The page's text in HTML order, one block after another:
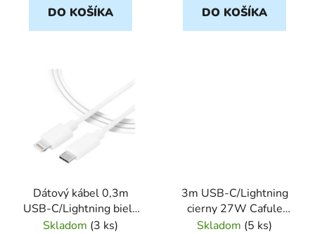
DO KOŠÍKA DO KOŠÍKA
Dátový kábel 0,3m
USB-C/Lightning biely
Smooth TACTICAL
Skladom (3 ks)
3m USB-C/Lightning
cierny 27W Cafule
dátový kábel
Skladom (5 ks)